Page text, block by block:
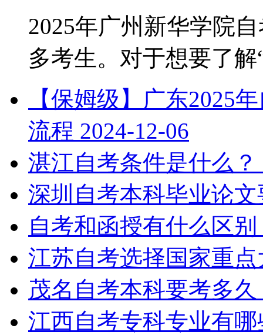
2025年广州新华学院
多考生。对于想要了解
【保姆级】广东2025
流程 2024-12-06
湛江自考条件是什么？
深圳自考本科毕业论
自考和函授有什么区别
江苏自考选择国家重
茂名自考本科要考多久
江西自考专科专业有哪